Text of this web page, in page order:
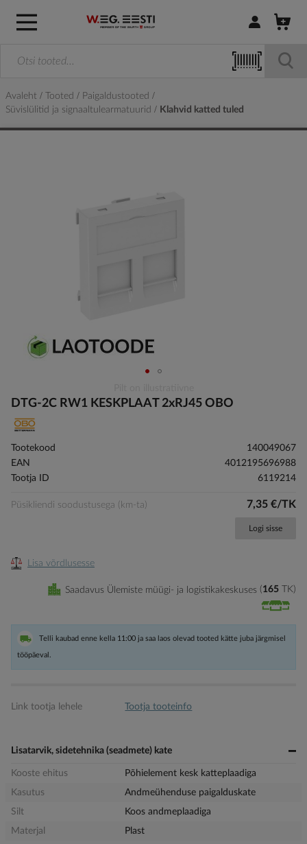
Logi sisse /
Avaleht Tooted
Paigaldustooted
Süvislülitid ja signaaltulearmatuurid
Klahvid katted tuled
to
beginning
of
gallery
DTG-2C RW1 KESKPLAAT 2xRJ45 OBO
Tootekood
140049067
EAN
4012195696988
Tootja ID
6119214
Püsikliendi soodustusega (km-ta) 7,35 €/TK
Logi sisse
Lisa võrdlusesse
Saadavus Ülemiste müügi- ja logistikakeskuses 165 TK
Telli kaubad enne kella 11:00 ja saa laos olevad tooted kätte juba järgmisel
tööpäeval.
Link tootja lehele Tootja tooteinfo
Lisatarvik, sidetehnika (seadmete) kate
Kooste ehitus
Põhielement kesk katteplaadiga
Kasutus
Andmeühenduse paigalduskate
Silt
Koos andmeplaadiga
Materjal
Plast